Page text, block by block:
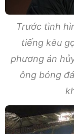
Trước tình
tiếng kêu
phương án
ông bóng